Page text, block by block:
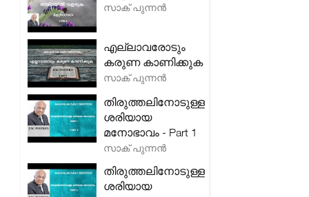
സാക് പുന്നൻ
എല്ലാവരോടും
കരുണ കാണിക്കുക
സാക് പുന്നൻ
തിരുത്തലിനോടുള്ള
ശരിയായ
മനോഭാവം - Part 1
സാക് പുന്നൻ
തിരുത്തലിനോടുള്ള
ശരിയായ